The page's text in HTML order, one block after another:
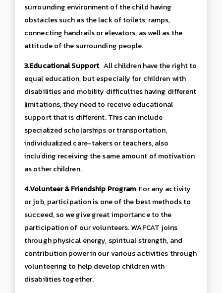
surrounding environment of the child having
obstacles such as the lack of toilets, ramps,
connecting handrails or elevators, as well as the
attitude of the surrounding people.
3.Educational SupportAll children have the right to
equal education, but especially for children with
disabilities and mobility difficulties having different
limitations, they need to receive educational
support that is different. This can include
specialized scholarships or transportation,
individualized care-takers or teachers, also
including receiving the same amount of motivation
as other children.
4.Volunteer & Friendship Program For any activity
or job, participation is one of the best methods to
succeed, so we give great importance to the
participation of our volunteers. WAFCAT joins
through physical energy, spiritual strength, and
contribution power in our various activities through
volunteering to help develop children with
disabilities together.